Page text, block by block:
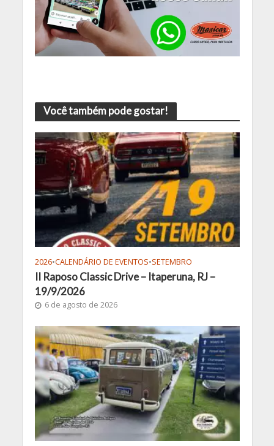
Você também pode gostar!
2026•CALENDÁRIO DE EVENTOS•SETEMBRO
II Raposo Classic Drive – Itaperuna, RJ –
19/9/2026
6 de agosto de 2026